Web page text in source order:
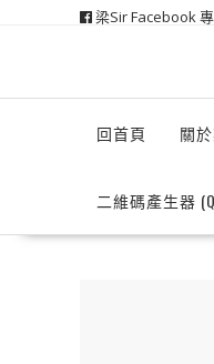
梁Sir Facebook
回首頁 關
二維碼產生器